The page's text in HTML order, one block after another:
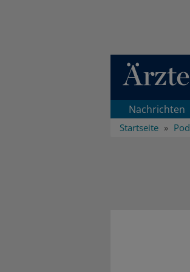
Direkt zum
Nachrichten
Startseite